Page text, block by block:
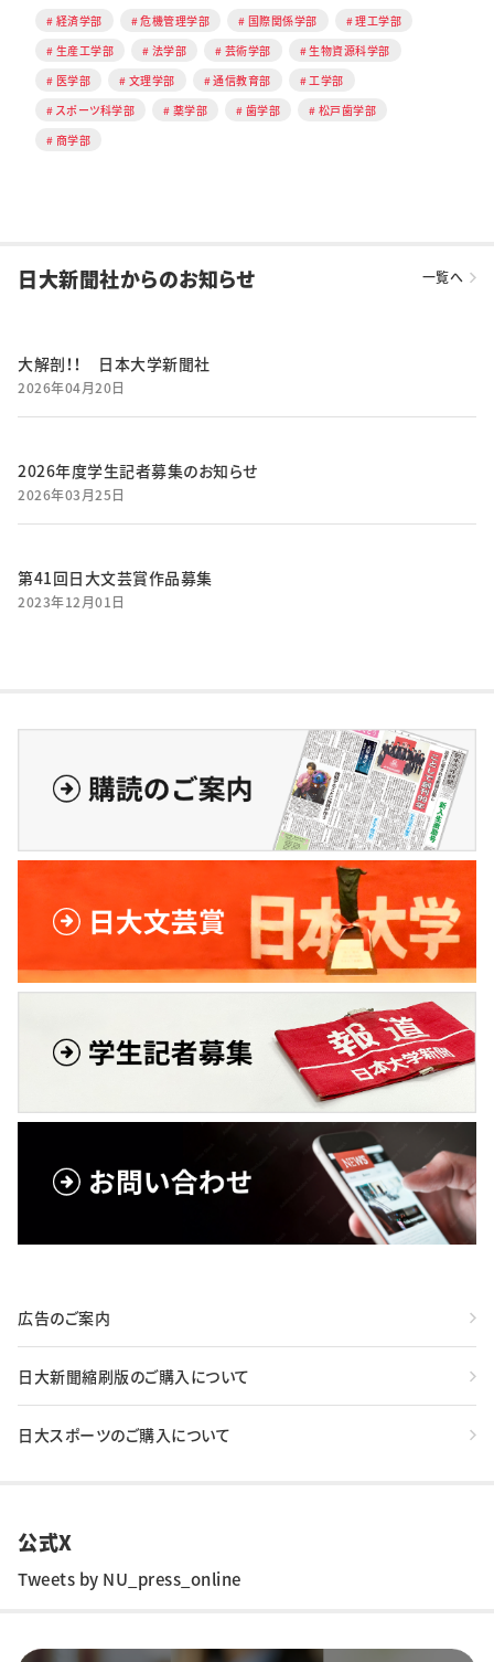
経済学部 危機管理学部 国際関係学部
理工学部
生産工学部
法学部 芸術学部
生物資源科学部
医学部
文理学部 通信教育部
工学部
スポーツ科学部
薬学部 歯学部
松戸歯学部
商学部
日大新聞社からのお知らせ 一覧へ
大解剖！！ 日本大学新聞社
2026年04月20日
2026年度学生記者募集のお知らせ
2026年03月25日
第41回日大文芸賞作品募集
2023年12月01日
広告のご案内
日大新聞縮刷版のご購入について
日大スポーツのご購入について
公式X
Tweets by NU_press_online